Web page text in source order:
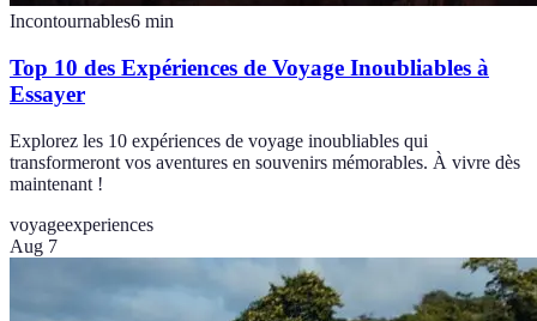
Incontournables6 min
Top 10 des Expériences de Voyage Inoubliables à
Essayer
Explorez les 10 expériences de voyage inoubliables qui
transformeront vos aventures en souvenirs mémorables. À vivre dès
maintenant !
voyageexperiences
Aug 7